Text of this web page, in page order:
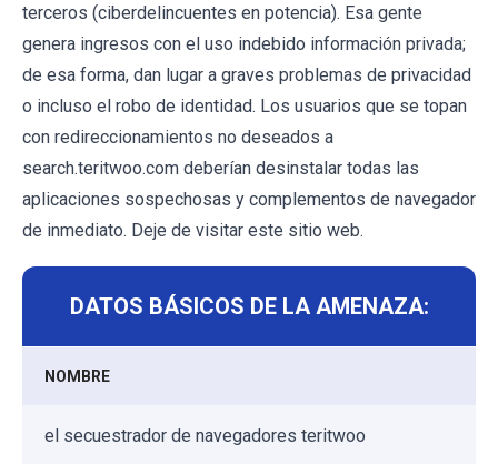
terceros (ciberdelincuentes en potencia). Esa gente
genera ingresos con el uso indebido información privada;
de esa forma, dan lugar a graves problemas de privacidad
o incluso el robo de identidad. Los usuarios que se topan
con redireccionamientos no deseados a
search.teritwoo.com deberían desinstalar todas las
aplicaciones sospechosas y complementos de navegador
de inmediato. Deje de visitar este sitio web.
DATOS BÁSICOS DE LA AMENAZA:
NOMBRE
el secuestrador de navegadores teritwoo